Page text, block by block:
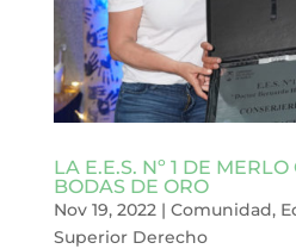
LA E.E.S. Nº 1 DE
BODAS DE ORO
Nov 19, 2022| Comunidad,
Superior Derecho